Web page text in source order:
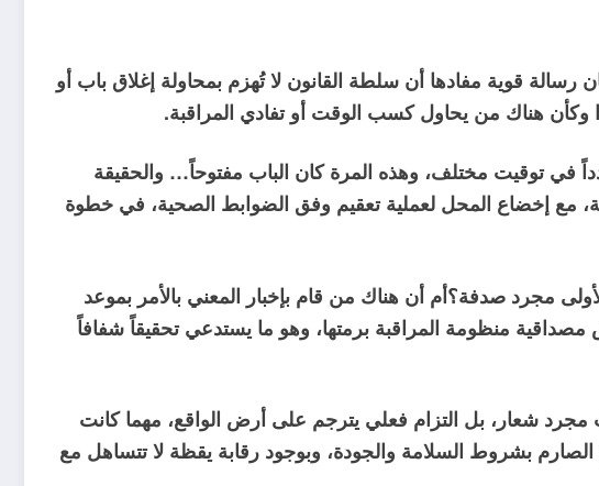
رسالة قوية مفادها أن سلطة القانون لا تُهزم بمحاولة إغلاق باب أو
وكأن هناك من يحاول كسب الوقت أو تفادي المراقبة.
في توقيت مختلف، وهذه المرة كان الباب مفتوحاً… والحقيقة
مع إخضاع المحل لعملية تعقيم وفق الضوابط الصحية، في خطوة
مجرد صدفة؟أم أن هناك من قام بإخبار المعني بالأمر بموعد
منظومة المراقبة برمتها، وهو ما يستدعي تحقيقاً شفافاً
شعار، بل التزام فعلي يترجم على أرض الواقع، مهما كانت
الصارم بشروط السلامة والجودة، وبوجود رقابة يقظة لا تتساهل مع